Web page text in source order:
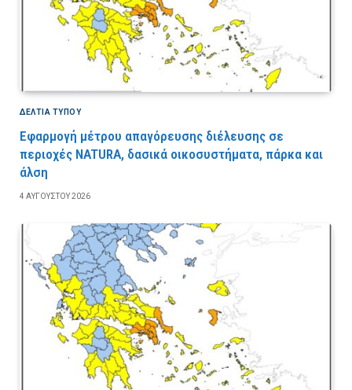
ΔΕΛΤΙΑ ΤΥΠΟΥ
Εφαρμογή μέτρου απαγόρευσης διέλευσης σε
περιοχές NATURA, δασικά οικοσυστήματα, πάρκα και
άλση
4 ΑΥΓΟΎΣΤΟΥ 2026